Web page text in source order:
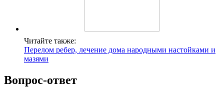
Читайте также:
Перелом ребер, лечение дома народными настойками и
мазями
Вопрос-ответ